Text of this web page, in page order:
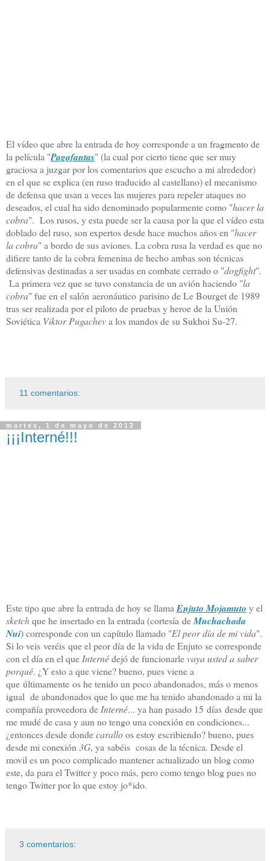
El vídeo que abre la entrada de hoy corresponde a un fragmento de
la película "Pagafantas" (la cual por cierto tiene que ser muy
graciosa a juzgar por los comentarios que escucho a mi alrededor)
en el que se explica (en ruso traducido al castellano) el mecanismo
de defensa que usan a veces las mujeres para repeler ataques no
deseados, el cual ha sido denominado popularmente como "hacer la
cobra". Los rusos, y esta puede ser la causa por la que el vídeo esta
doblado del ruso, son expertos desde hace muchos años en "hacer
la cobra" a bordo de sus aviones. La cobra rusa la verdad es que no
difiere tanto de la cobra femenina de hecho ambas son técnicas
defensivas destinadas a ser usadas en combate cerrado o "dogfight".
La primera vez que se tuvo constancia de un avión haciendo "la
cobra" fue en el salón aeronáutico parisino de Le Bourget de 1989
tras ser realizada por el piloto de pruebas y heroe de la Unión
Soviética Viktor Pugacheva los mandos de su Sukhoi Su-27.
11 comentarios:
martes, 1 de mayo de 2012
¡¡¡Interné!!!
Este tipo que abre la entrada de hoy se llama Enjuto Mojamuto y el
sketchque he insertado en la entrada (cortesía deMuchachada
Nui) corresponde con un capítulo llamado "El peor día de mi vida".
Si lo veis veréis que el peor día de la vida de Enjuto se corresponde
con el día en el que Internédejó de funcionarle vaya usted a saber
porqué. ¿Y esto a que viene? bueno, pues viene a
que últimamente os he tenido un poco abandonados, más o menos
igual de abandonados que lo que me ha tenido abandonado a mi la
compañía proveedora de Interné... ya han pasado 15 días desde que
me mudé de casa y aun no tengo una conexión en condiciones...
¿entonces desde dondecaralloos estoy escribiendo? bueno, pues
desde mi conexión 3G, ya sabéis cosas de la técnica. Desde el
movil es un poco complicado mantener actualizado un blog como
este, da para el Twitter y poco más, pero como tengo blog pues no
tengo Twitter por lo que estoy jo*ido.
3 comentarios: